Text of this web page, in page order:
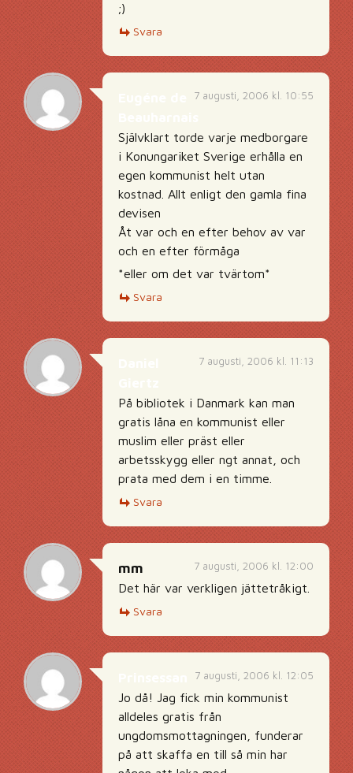
;)
Svara
7 augusti, 2006 kl. 10:55
Självklart torde varje medborgare
i Konungariket Sverige erhålla en
egen kommunist helt utan
kostnad. Allt enligt den gamla fina
devisen
Åt var och en efter behov av var
och en efter förmåga
*eller om det var tvärtom*
Svara
7 augusti, 2006 kl. 11:13
På bibliotek i Danmark kan man
gratis låna en kommunist eller
muslim eller präst eller
arbetsskygg eller ngt annat, och
prata med dem i en timme.
Svara
7 augusti, 2006 kl. 12:00
mm
Det här var verkligen jättetråkigt.
Svara
7 augusti, 2006 kl. 12:05
Jo då! Jag fick min kommunist
alldeles gratis från
ungdomsmottagningen, funderar
på att skaffa en till så min har